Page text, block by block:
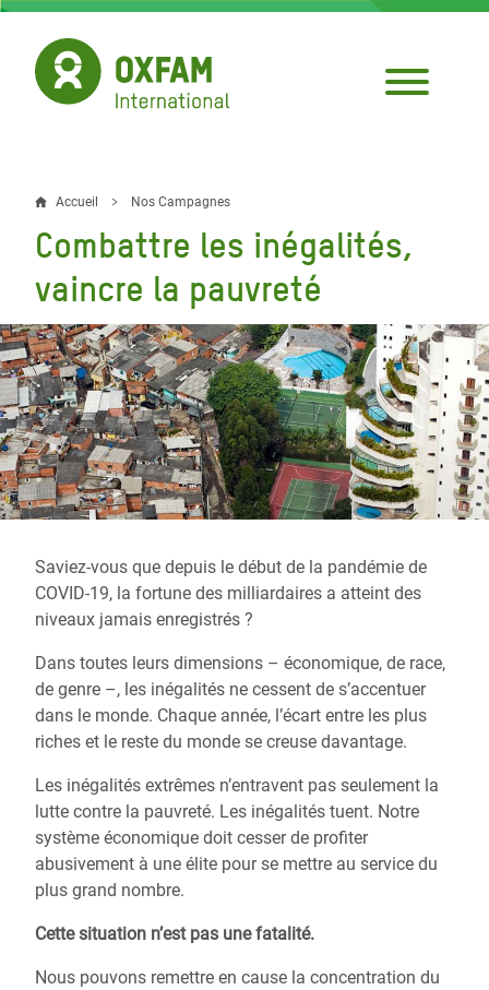
Aller
contenu
principal
Fil
d'Ariane
Accueil Nos Campagnes
Combattre les inégalités,
vaincre la pauvreté
Saviez-vous que depuis le début de la pandémie de
COVID-19, la fortune des milliardaires a atteint des
niveaux jamais enregistrés ?
Dans toutes leurs dimensions – économique, de race,
de genre –, les inégalités ne cessent de s’accentuer
dans le monde. Chaque année, l’écart entre les plus
riches et le reste du monde se creuse davantage.
Les inégalités extrêmes n’entravent pas seulement la
lutte contre la pauvreté. Les inégalités tuent. Notre
système économique doit cesser de profiter
abusivement à une élite pour se mettre au service du
plus grand nombre.
Cette situation n’est pas une fatalité.
Nous pouvons remettre en cause la concentration du